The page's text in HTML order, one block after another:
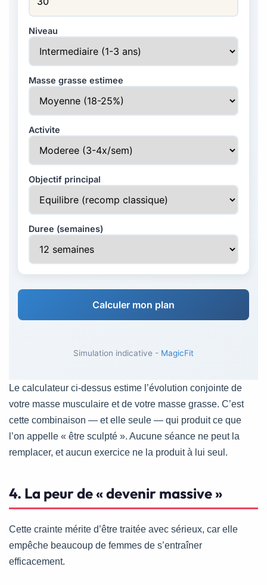
Niveau
Masse grasse estimee
Activite
Objectif principal
Duree (semaines)
Calculer mon plan
Simulation indicative - MagicFit
Le calculateur ci-dessus estime l’évolution conjointe de
votre masse musculaire et de votre masse grasse. C’est
cette combinaison — et elle seule — qui produit ce que
l’on appelle « être sculpté ». Aucune séance ne peut la
remplacer, et aucun exercice ne la produit à lui seul.
4. La peur de « devenir massive »
Cette crainte mérite d’être traitée avec sérieux, car elle
empêche beaucoup de femmes de s’entraîner
efficacement.